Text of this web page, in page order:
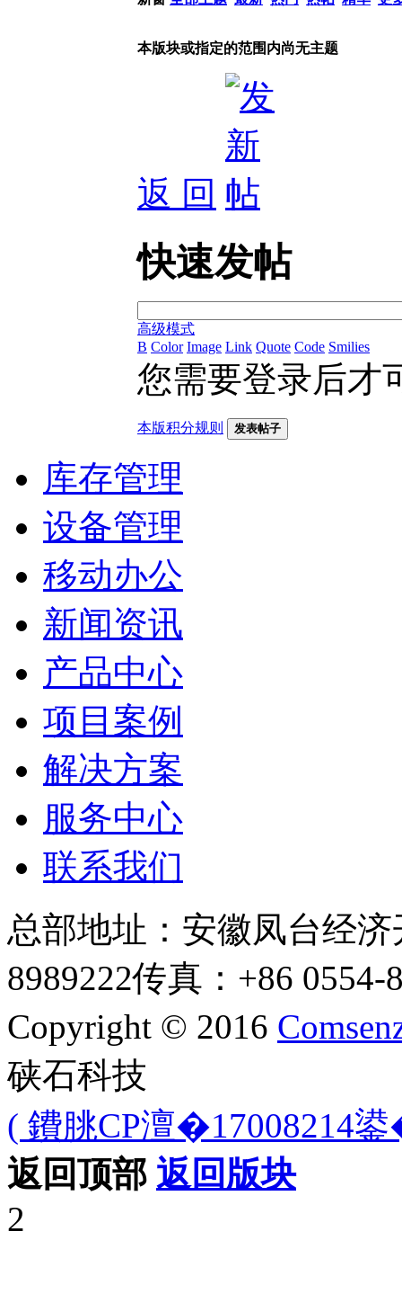
本版块或指定的范围内尚无主题
返 回
快速发帖
高级模式
B Color Image Link Quote Code Smilies
您需要登录后才
本版积分规则 发表帖子
库存管理
设备管理
移动办公
新闻资讯
产品中心
项目案例
解决方案
服务中心
联系我们
总部地址：安徽凤台经济
8989222传真：+86 0554-
Copyright © 2016
硖石科技
( 鐨朓CP澶�17008214
返回顶部 返回版块
2